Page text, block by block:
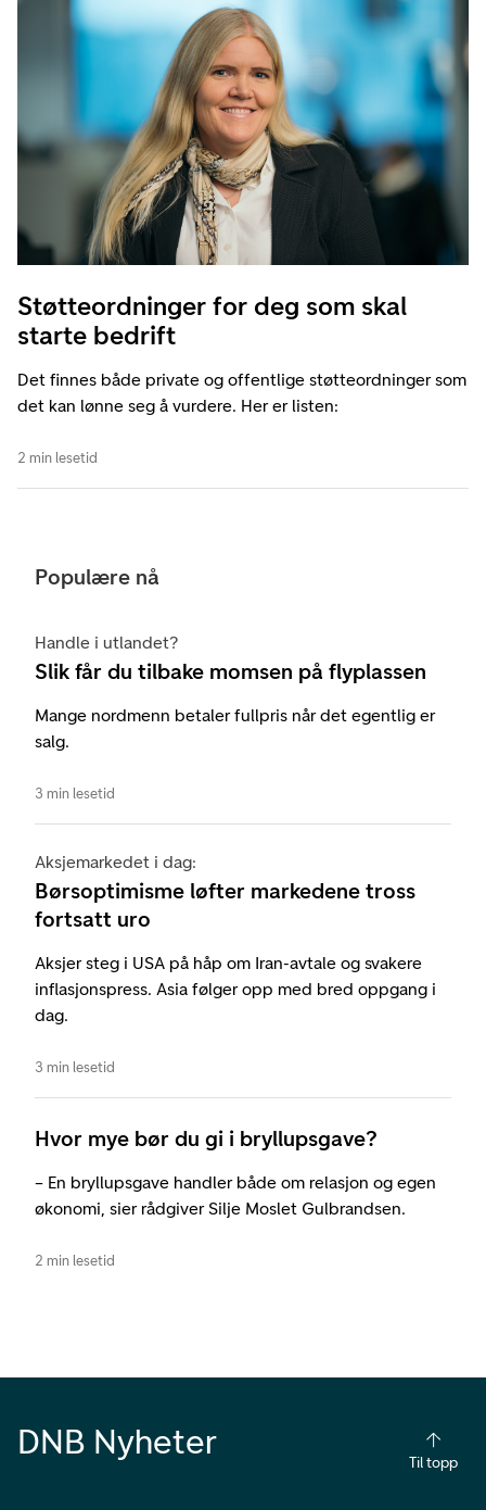
Støtteordninger for deg som skal
starte bedrift
Det finnes både private og offentlige støtteordninger som
det kan lønne seg å vurdere. Her er listen:
2 min lesetid
Populære nå
Handle i utlandet?
Slik får du tilbake momsen på flyplassen
Mange nordmenn betaler fullpris når det egentlig er
salg.
3 min lesetid
Aksjemarkedet i dag:
Børsoptimisme løfter markedene tross
fortsatt uro
Aksjer steg i USA på håp om Iran-avtale og svakere
inflasjonspress. Asia følger opp med bred oppgang i
dag.
3 min lesetid
Hvor mye bør du gi i bryllupsgave?
– En bryllupsgave handler både om relasjon og egen
økonomi, sier rådgiver Silje Moslet Gulbrandsen.
2 min lesetid
DNB Nyheter
Til topp